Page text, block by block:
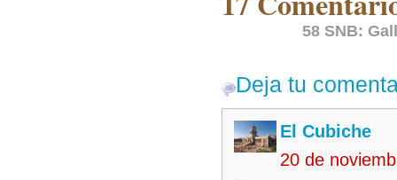
58 SNB:
Deja tu
El Cubiche
20 de